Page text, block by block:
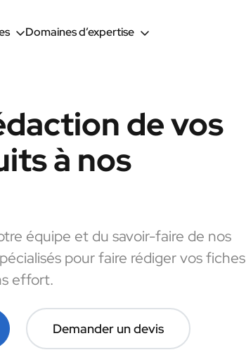
Domaines d’expertise
de vos
à nos
équipe et du savoir-faire de nos
pour faire rédiger vos fiches
effort.
Demander un devis